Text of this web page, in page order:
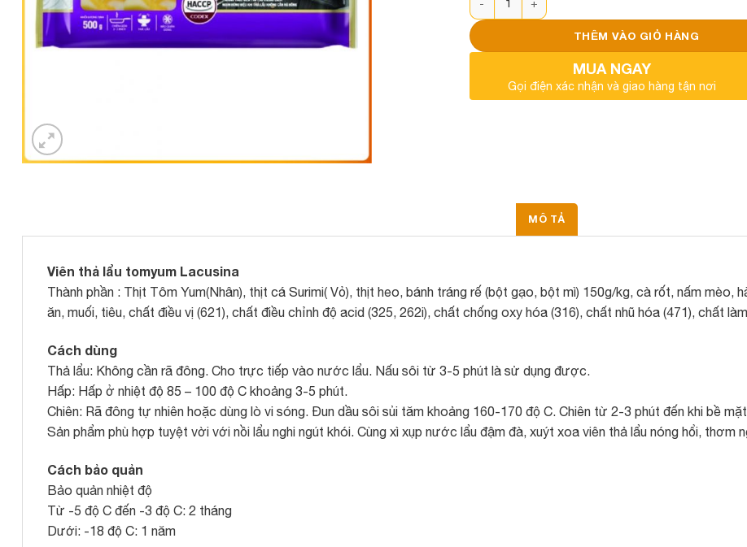
THÊM VÀO GIỎ HÀNG
MUA NGAY
Gọi điện xác nhận và giao hàng tận nơi
MÔ TẢ
Viên thả lẩu tomyum Lacusina
Thành phần : Thịt Tôm Yum(Nhân), thịt cá Surimi( Vỏ), thịt heo, bánh tráng rế (bột gạo, bột mì) 150g/kg, cà rốt, nấm
ăn, muối, tiêu, chất điều vị (621), chất điều chỉnh độ acid (325, 262i), chất chống oxy hóa (316), chất nhũ hóa (471), chất
Cách dùng
Thả lẩu: Không cần rã đông. Cho trực tiếp vào nước lẩu. Nấu sôi từ 3-5 phút là sử dụng được.
Hấp: Hấp ở nhiệt độ 85 – 100 độ C khoảng 3-5 phút.
Chiên: Rã đông tự nhiên hoặc dùng lò vi sóng. Đun dầu sôi sủi tăm khoảng 160-170 độ C. Chiên từ 2-3 phút đến khi bề
Sản phẩm phù hợp tuyệt vời với nồi lẩu nghi ngút khói. Cùng xì xụp nước lẩu đậm đà, xuýt xoa viên thả lẩu nóng hổi, thơm
Cách bảo quản
Bảo quản nhiệt độ
Từ -5 độ C đến -3 độ C: 2 tháng
Dưới: -18 độ C: 1 năm